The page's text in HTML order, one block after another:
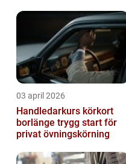
03 april 2026
Handledarkurs körkort
borlänge trygg start för
privat övningskörning